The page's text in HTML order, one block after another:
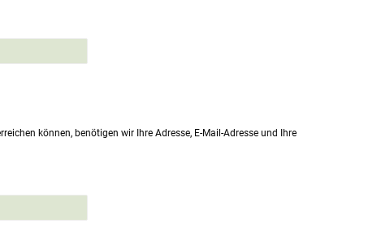
können, benötigen wir Ihre Adresse, E-Mail-Adresse und Ihre